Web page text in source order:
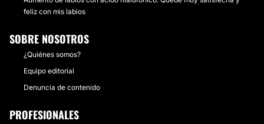
feliz con mis labios
SOBRE NOSOTROS
¿Quiénes somos?
Equipo editorial
Denuncia de contenido
PROFESIONALES